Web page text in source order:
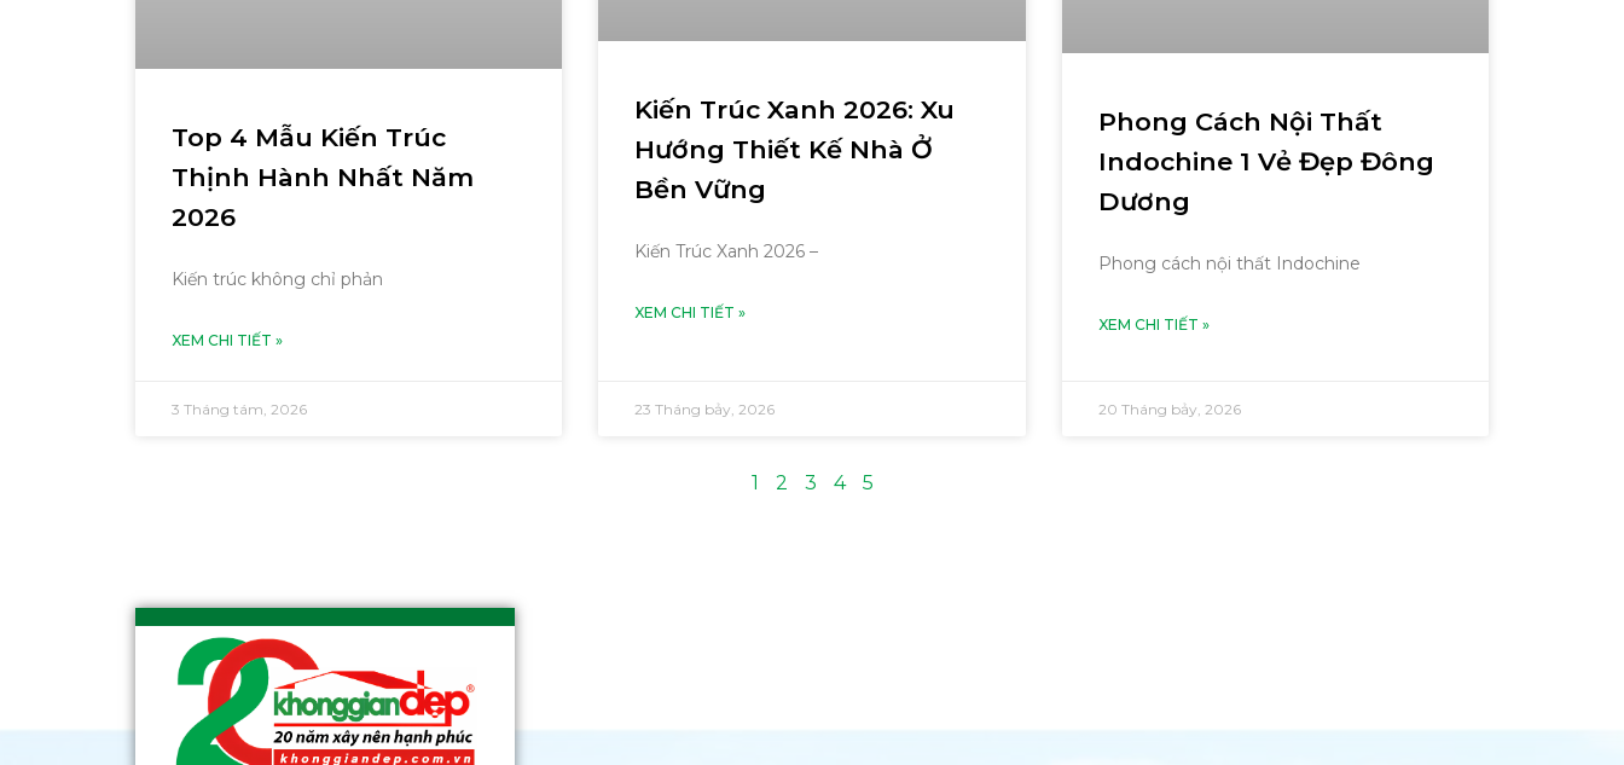
Top 4 Mẫu Kiến Trúc
Thịnh Hành Nhất Năm
2026
Kiến trúc không chỉ phản
XEM CHI TIẾT »
3 Tháng tám, 2026
Kiến Trúc Xanh 2026: Xu
Hướng Thiết Kế Nhà Ở
Bền Vững
Kiến Trúc Xanh 2026 –
XEM CHI TIẾT »
23 Tháng bảy, 2026
Phong Cách Nội Thất
Indochine 1 Vẻ Đẹp Đông
Dương
Phong cách nội thất Indochine
XEM CHI TIẾT »
20 Tháng bảy, 2026
1 2 3 4 5